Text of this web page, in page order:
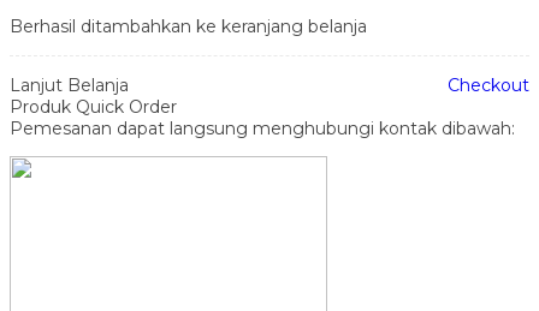
Berhasil ditambahkan ke keranjang belanja
Lanjut Belanja
Checkout
Produk Quick Order
Pemesanan dapat langsung menghubungi kontak dibawah: